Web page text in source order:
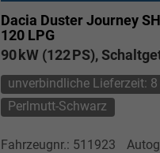
Dacia DusterJourney
120 LPG
90 kW (122 PS),
unverbindliche Lieferzeit:
Perlmutt-Schwarz
Fahrzeugnr.: 511923